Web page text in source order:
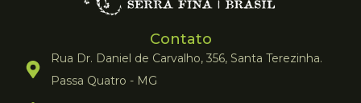
Contato
Rua Dr. Daniel de Carvalho, 356, Santa Terezinha.
Passa Quatro - MG